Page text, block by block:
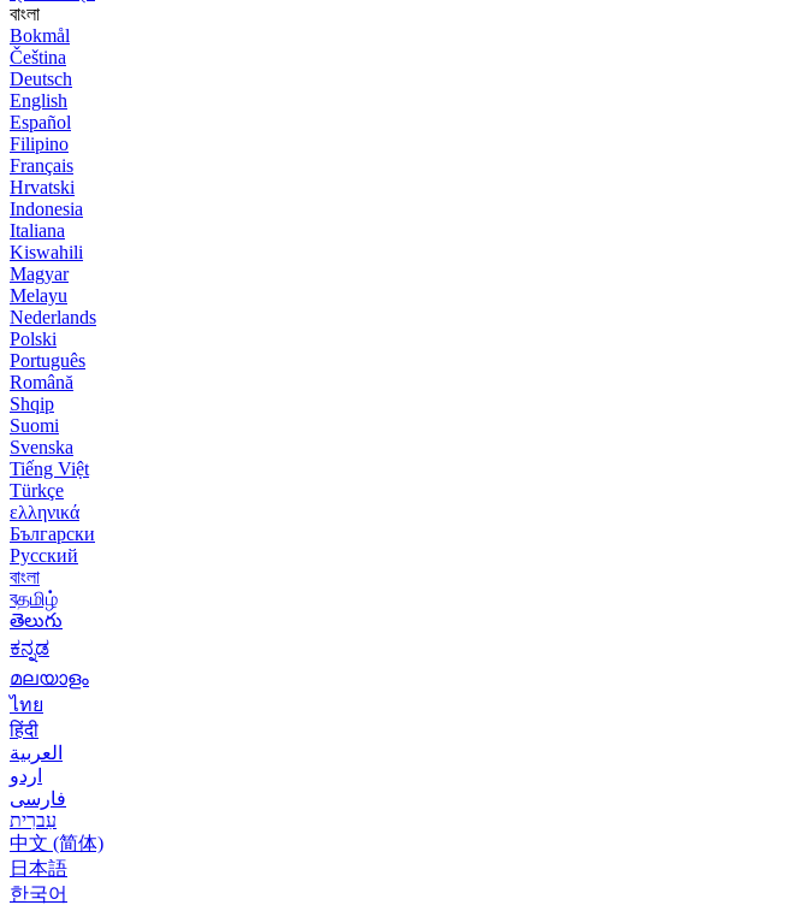
বাংলা
Bokmål
Čeština
Deutsch
English
Español
Filipino
Français
Hrvatski
Indonesia
Italiana
Kiswahili
Magyar
Melayu
Nederlands
Polski
Português
Română
Shqip
Suomi
Svenska
Tiếng Việt
Türkçe
ελληνικά
Български
Русский
বাংলা
বதமிழ்
తెలుగు
ಕನ್ನಡ
മലയാളം
ไทย
हिंदी
العربية
اردو
فارسی
עִברִית
中文 (简体)
日本語
한국어